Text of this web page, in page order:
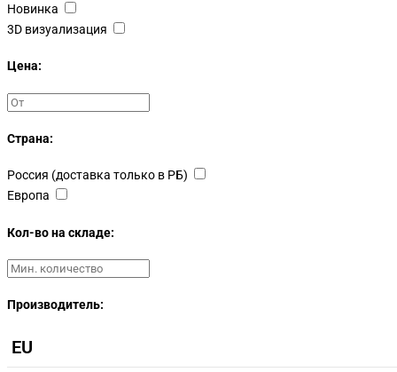
Новинка
3D визуализация
Цена:
Страна:
Россия (доставка только в РБ)
Европа
Кол-во на складе:
Производитель:
EU